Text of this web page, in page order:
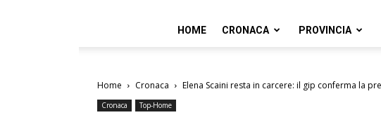
HOME CRONACA PROVINCIA
Home Cronaca Elena Scaini resta in carcere: il gip conferma la
Cronaca Top-Home